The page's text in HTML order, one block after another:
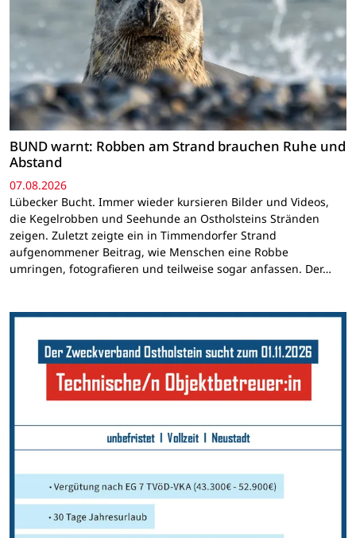
BUND warnt: Robben am Strand brauchen Ruhe und
Abstand
07.08.2026
Lübecker Bucht. Immer wieder kursieren Bilder und Videos,
die Kegelrobben und Seehunde an Ostholsteins Stränden
zeigen. Zuletzt zeigte ein in Timmendorfer Strand
aufgenommener Beitrag, wie Menschen eine Robbe
umringen, fotografieren und teilweise sogar anfassen. Der…